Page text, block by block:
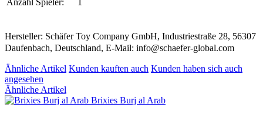
Anzahl Spieler:
1
Hersteller: Schäfer Toy Company GmbH, Industriestraße 28, 56307
Daufenbach, Deutschland, E-Mail: info@schaefer-global.com
Ähnliche Artikel Kunden kauften auch Kunden haben sich auch
angesehen
Ähnliche Artikel
Brixies Burj al Arab